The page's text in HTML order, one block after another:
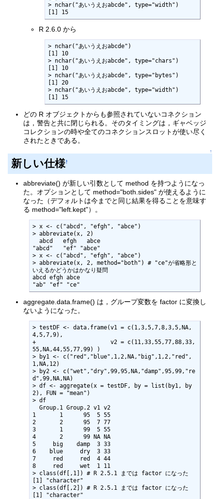
> nchar("あいうえおabcde", type="width")
[1] 15
R 2.6.0 から
> nchar("あいうえおabcde")
[1] 10
> nchar("あいうえおabcde", type="chars")
[1] 10
> nchar("あいうえおabcde", type="bytes")
[1] 20
> nchar("あいうえおabcde", type="width")
[1] 15
どの R オブジェクトからも参照されていないコネクション
は，警告と共に閉じられる。そのタイミングは，ギャベッジ
コレクションの時や全てのコネクションスロットが使い尽く
されたときである。
↑
新しい仕様†
abbreviate() が新しい引数として method を持つようになっ
た。オプションとして method="both.sides" が使えるように
なった（デフォルトは今までと同じ結果を得ることを意味す
る method="left.kept"）。
> x <- c("abcd", "efgh", "abce")
> abbreviate(x, 2)
"abcd"   "ef" "abce"
> x <- c("abcd", "efgh", "abce")
> abbreviate(x, 2, method="both") # "ce"が省略形と
いえるかどうかはかなり疑問
abcd efgh abce
"ab" "ef" "ce"
aggregate.data.frame() は，グループ変数を factor に変換し
ないようになった。
> testDF <- data.frame(v1 = c(1,3,5,7,8,3,5,NA,
4,5,7,9),
+                      v2 = c(11,33,55,77,88,33,
55,NA,44,55,77,99) )
> by1 <- c("red","blue",1,2,NA,"big",1,2,"red",
1,NA,12)
> by2 <- c("wet","dry",99,95,NA,"damp",95,99,"re
d",99,NA,NA)
> df <- aggregate(x = testDF, by = list(by1, by
2), FUN = "mean")
> df
1       1      95  5 55
2       2      95  7 77
3       1      99  5 55
4       2      99 NA NA
5     big    damp  3 33
6    blue     dry  3 33
7     red     red  4 44
8     red     wet  1 11
> class(df[,1]) # R 2.5.1 までは factor になった
[1] "character"
> class(df[,2]) # R 2.5.1 までは factor になった
[1] "character"